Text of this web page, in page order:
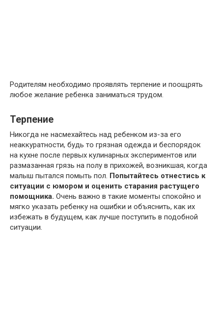
Родителям необходимо проявлять терпение и поощрять
любое желание ребенка заниматься трудом.
Терпение
Никогда не насмехайтесь над ребенком из-за его
неаккуратности, будь то грязная одежда и беспорядок
на кухне после первых кулинарных экспериментов или
размазанная грязь на полу в прихожей, возникшая, когда
малыш пытался помыть пол. Попытайтесь отнестись к
ситуации с юмором и оценить старания растущего
помощника. Очень важно в такие моменты спокойно и
мягко указать ребенку на ошибки и объяснить, как их
избежать в будущем, как лучше поступить в подобной
ситуации.